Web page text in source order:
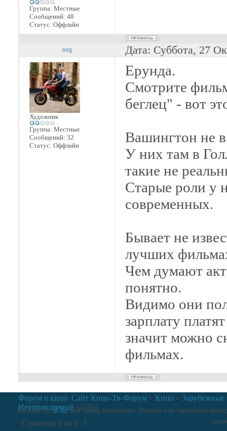
Группа: Местные
Сообщений: 48
Статус: Оффлайн
torg Дата: Суббота, 27
Художник
Группа: Местные
Сообщений: 32
Статус: Оффлайн
Ерунда.
Смотрите
беглец" - вот
Вашингтон не в
У них там в
такие не
Старые роли у
современных.
Бывает не
лучших
Чем думают
понятно.
Видимо они
зарплату
значит можно
фильмах.
Форум о кино. Сайт Кино-Тв-Форум » Кино »
Неуправляемый (2010)
Страница 1 из 1 1
Хостинг отuCozВсе права защищены. Полное или частичное